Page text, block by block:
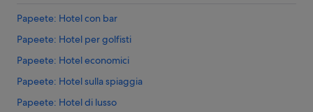
Papeete: Hotel con bar
Papeete: Hotel per golfisti
Papeete: Hotel economici
Papeete: Hotel sulla spiaggia
Papeete: Hotel di lusso